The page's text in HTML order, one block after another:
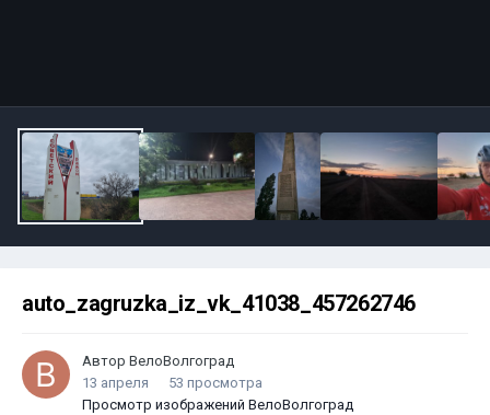
auto_zagruzka_iz_vk_41038_457262746
Автор ВелоВолгоград
13 апреля
53 просмотра
Просмотр изображений ВелоВолгоград